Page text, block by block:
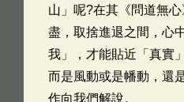
山」呢?在其《問道無
盡，取捨進退之間，心
我」，才能貼近「真實
而是風動或是幡動，還
作向我們解說。